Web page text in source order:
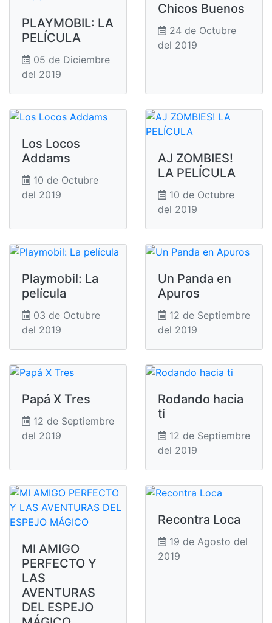
PLAYMOBIL: LA
PELÍCULA
05 de Diciembre
del 2019
Chicos Buenos
24 de Octubre
del 2019
Los Locos
Addams
10 de Octubre
del 2019
AJ ZOMBIES!
LA PELÍCULA
10 de Octubre
del 2019
Playmobil: La
película
03 de Octubre
del 2019
Un Panda en
Apuros
12 de Septiembre
del 2019
Papá X Tres
12 de Septiembre
del 2019
Rodando hacia
ti
12 de Septiembre
del 2019
MI AMIGO
PERFECTO Y
LAS
AVENTURAS
DEL ESPEJO
Recontra Loca
19 de Agosto del
2019